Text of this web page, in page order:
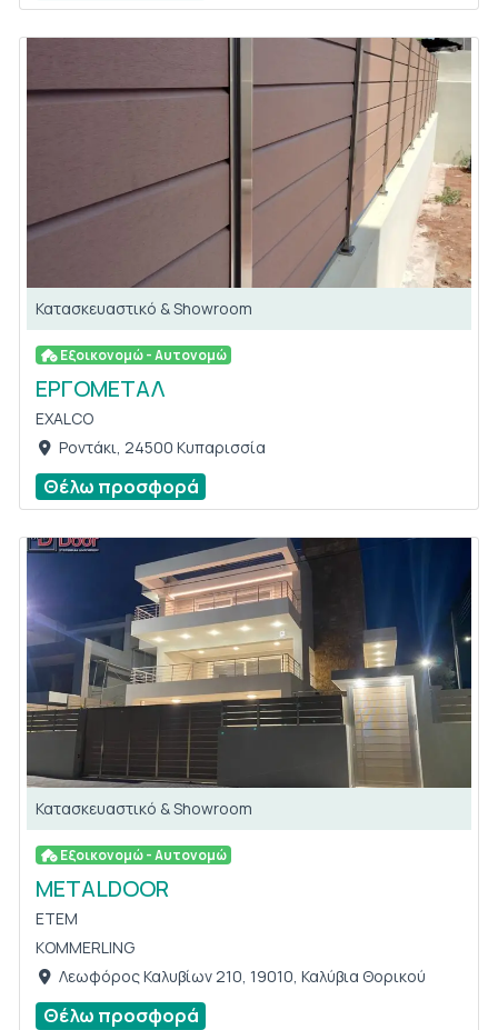
Κατασκευαστικό & Showroom
Εξοικονομώ - Αυτονομώ
ΕΡΓΟΜΕΤΑΛ
EXALCO
Ροντάκι, 24500 Κυπαρισσία
Θέλω προσφορά
Κατασκευαστικό & Showroom
Εξοικονομώ - Αυτονομώ
METALDOOR
ETEM
KOMMERLING
Λεωφόρος Καλυβίων 210, 19010, Καλύβια Θορικού
Θέλω προσφορά